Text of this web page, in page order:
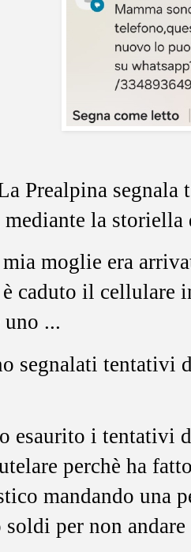
Prealpina
la storiella
moglie era
caduto il cellulare
uno ...
segnalati tentativi
esaurito i
perchè ha
mandando una
soldi per non